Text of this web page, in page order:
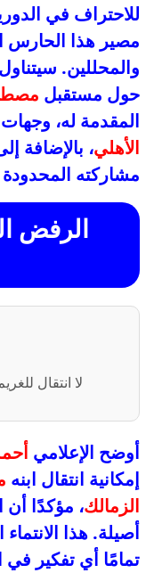
للاحتراف في
مصير هذا الحارس
والمحللين.
حول مستقبل
المقدمة له،
الأهلي، بالإضافة
مشاركته
الرفض
لا انتقال
أوضح الإعلامي
إمكانية انتقال ابنه
الزمالك، مؤكدًا أن
أصيلة. هذا الانتماء
تمامًا أي تفكير في